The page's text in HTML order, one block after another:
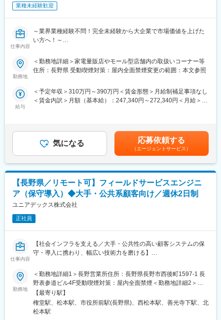
ます。顧客との打ち合わせにも参加していただき、顧客の考え方
や求めているものを吸収して業務に活かしてもらいます。最終的
進及び拡大に繋げてほしいです。
業種未経験歓迎
仕事内容
～業界業種経験不問！完全未経験から大企業で市場価値を上げた
い方へ！～
●研修充実で完全未経験でも安心！入社後や配属後等様々な研修を
ご用意
●平均残業10h／年休123日／年間100名以上の正社員化実績有の
登用制度完備／東証プライム上場
て、携帯電話を中心とした商材・各サービスの提案等を担当頂き
ます。
■業務詳細
・接客業務
・販促ツール作成（例：POP作成）
・店頭キャンペーン企画
・セールス向上に向けた各種プロモーション
や商材知識、店頭での立ち振る舞い等、実務に基づいた丁寧な指
導のもと、基礎的な内容から学んでいただきます。
形式のフォローアップ(OJT)研修や先輩社員とのロールプレイン
グ、eラーニング研修等を通して、着実に成長できる環境をご用意
してます。
■キャリアパス
まず1人前の接客技術を身に着けていただき、徐々に後輩指導やリ
勤務地
＜勤務地詳細＞家電量販店やモール型店舗内の取扱いコーナー等
住所：長野県 受動喫煙対策：屋内全面禁煙変更の範囲：本文参照
給与
＜予定年収＞310万円～390万円＜賃金形態＞月給制補足事項なし
＜賃金内訳＞月額（基本給）：247,340円～272,340円＜月給＞
月給(月額)は固定手当を含めた表記です。
気になる 応募依頼する
（エージェントサービス）
【長野県／リモート可】フィールドサービスエンジニ
ア（保守導入）◆大手・公共系顧客向け／週休2日制
ユニアデックス株式会社
正社員
仕事内容
【社会インフラを支える／大手・公共性の高い顧客システムの保
守・導入に携わり、幅広い技術力を磨ける】
■業務内容：
コンピューターシステムの保守、導入等のフィールドサービスを
お任せします。
■対象プロダクト：
ユニシス、CISCO、HP、DELL、他多数
勤務地
＜勤務地詳細1＞長野営業所住所：長野県長野市西後町1597-1 長
野表参道ビル4F受動喫煙対策：屋内全面禁煙＜勤務地詳細2＞松
本SS住所：長野県松本市中央2-1-27 松本本町第一生命ビルディン
グ2F受動喫煙対策：屋内全面禁煙変更の範囲：会社の定める事業
所（リモートワーク含む）
【最寄り駅】
権堂駅、松本駅、市役所前駅(長野県)、西松本駅、善光寺下駅、北
松本駅